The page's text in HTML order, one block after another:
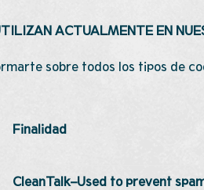
ACTUALMENTE EN
sobre todos los tipos de
Finalidad
CleanTalk–Used to prevent